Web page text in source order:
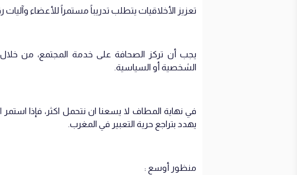
تعزيز الأخلاقيات يتطلب تدريباً مستمراً للأعضاء وآليات
يجب أن تركز الصحافة على خدمة المجتمع، من خلال
الشخصية أو السياسية.
في نهاية المطاف لا يسعنا ان نتحمل اكثر، فإذا
يهدد بتراجع حرية التعبير في المغرب.
منظور أوسع :